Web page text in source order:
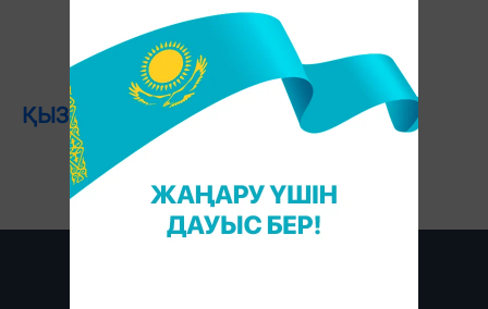
ҚЫЗЫҚТЫРҒАН СҰРАҚТАР: